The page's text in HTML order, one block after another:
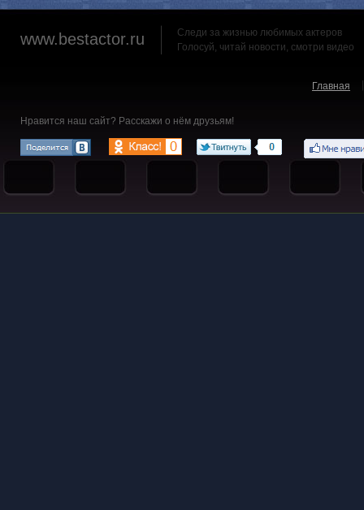
www.bestactor.ru
Следи за жизнью любимых актеров
Голосуй, читай новости, смотри видео
Главная
Нравится наш сайт? Расскажи о нём друзьям!